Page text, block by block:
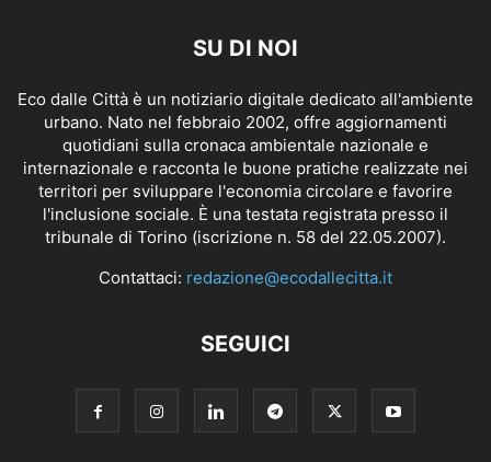
SU DI NOI
Eco dalle Città è un notiziario digitale dedicato all'ambiente
urbano. Nato nel febbraio 2002, offre aggiornamenti
quotidiani sulla cronaca ambientale nazionale e
internazionale e racconta le buone pratiche realizzate nei
territori per sviluppare l'economia circolare e favorire
l'inclusione sociale. È una testata registrata presso il
tribunale di Torino (iscrizione n. 58 del 22.05.2007).
Contattaci: redazione@ecodallecitta.it
SEGUICI